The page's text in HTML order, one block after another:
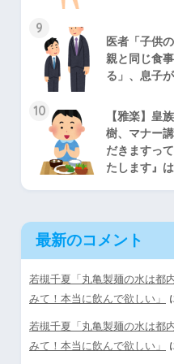
9
医者「子供
親と同じ食
る」、息子
10
【雅楽】皇
樹、マナー
だきますっ
たします』
最新のコメント
若槻千夏「丸亀製麺の水は都
みて！本当に飲んで欲しい」
若槻千夏「丸亀製麺の水は都
みて！本当に飲んで欲しい」